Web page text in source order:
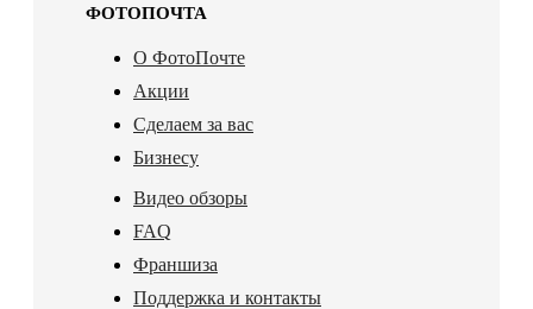
ФОТОПОЧТА
О ФотоПочте
Акции
Сделаем за вас
Бизнесу
Видео обзоры
FAQ
Франшиза
Поддержка и контакты